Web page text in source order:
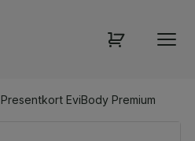
Presentkort EviBody Premium